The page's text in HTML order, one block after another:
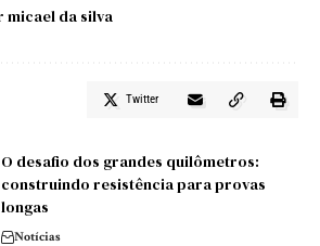
micael da silva
Twitter
O desafio dos grandes quilômetros:
construindo resistência para provas
longas
Notícias